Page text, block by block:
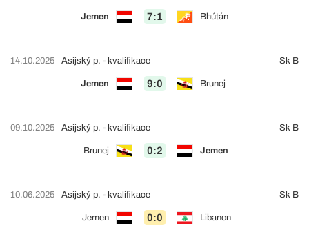
Jemen 7:1 Bhútán
14.10.2025
Jemen 9:0 Brunej
Asijský p. - kvalifikace Sk B
09.10.2025
Brunej 0:2 Jemen
Asijský p. - kvalifikace Sk B
10.06.2025
Jemen 0:0 Libanon
Asijský p. - kvalifikace Sk B